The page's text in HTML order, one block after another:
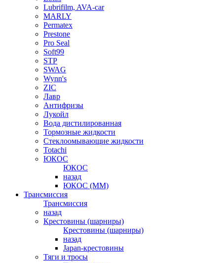
Lubrifilm, AVA-car
MARLY
Permatex
Prestone
Pro Seal
Soft99
STP
SWAG
Wynn's
ZIC
Лавр
Антифризы
Лукойл
Вода дистилированная
Тормозные жидкости
Стеклоомывающие жидкости
Totachi
ЮКОС
ЮКОС
назад
ЮКОС (ММ)
Трансмиссия
Трансмиссия
назад
Крестовины (шарниры)
Крестовины (шарниры)
назад
Japan-крестовины
Тяги и тросы